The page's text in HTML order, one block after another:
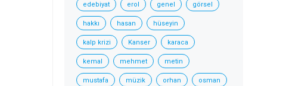
edebiyat erol genel görsel
hakkı hasan hüseyin
kalp krizi Kanser karaca
kemal mehmet metin
mustafa müzik orhan osman